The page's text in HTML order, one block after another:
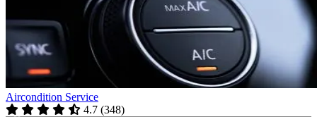
Aircondition Service
4.7 (348)